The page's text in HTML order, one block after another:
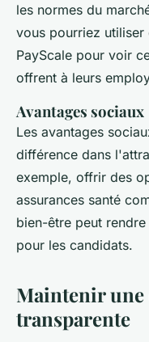
les normes du
vous pourriez
PayScale pour voir
offrent à leurs
Avantages sociaux
Les avantages
différence dans
exemple, offrir des
assurances santé
bien-être peut
pour les candidats.
Maintenir
transparente